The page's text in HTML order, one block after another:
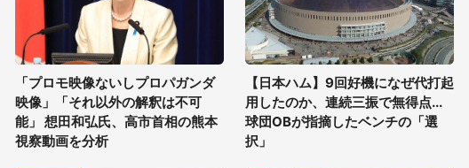
「プロモ映像ないしプロパガンダ
映像」「それ以外の解釈は不可
能」 想田和弘氏、高市首相の熊本
視察動画を分析
【日本ハム】9回好機になぜ代打起
用したのか、連続三振で無得点...
球団OBが指摘したベンチの「選
択」